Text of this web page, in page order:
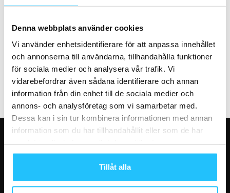
Denna webbplats använder cookies
Vi använder enhetsidentifierare för att anpassa innehållet
och annonserna till användarna, tillhandahålla funktioner
för sociala medier och analysera vår trafik. Vi
vidarebefordrar även sådana identifierare och annan
information från din enhet till de sociala medier och
annons- och analysföretag som vi samarbetar med.
Dessa kan i sin tur kombinera informationen med annan
information som du har tillhandahållit eller som de har
Tillåt alla
Member 24 etablerar sig i
Uppsala – öppnar två gym i...
FIBO överger live och satsar
helt digitalt under hösten
VÅRA FAVORITER
Nike satsar på hybridträning när Hyrox formar
2026-08-07